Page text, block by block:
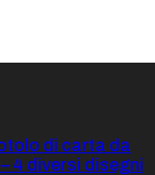
di carta da
4 diversi disegni